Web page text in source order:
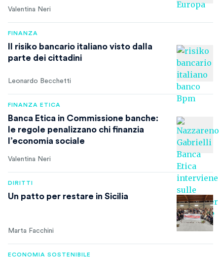
Valentina Neri
FINANZA
Il risiko bancario italiano visto dalla
parte dei cittadini
Leonardo Becchetti
FINANZA ETICA
Banca Etica in Commissione banche:
le regole penalizzano chi finanzia
l’economia sociale
Valentina Neri
DIRITTI
Un patto per restare in Sicilia
Marta Facchini
ECONOMIA SOSTENIBILE